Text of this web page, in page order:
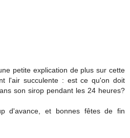
petite explication de plus sur cette
l'air succulente : est ce qu'on doit
son sirop pendant les 24 heures?
d'avance, et bonnes fêtes de fin